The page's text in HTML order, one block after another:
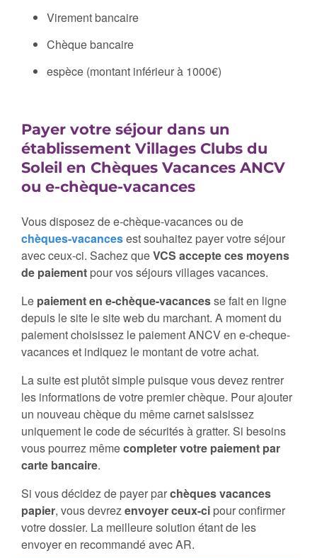
Virement bancaire
Chèque bancaire
espèce (montant inférieur à 1000€)
Payer votre séjour dans un
établissement Villages Clubs du
Soleil en Chèques Vacances ANCV
ou e-chèque-vacances
Vous disposez de e-chèque-vacances ou de
chèques-vacancesest souhaitez payer votre séjour
avec ceux-ci. Sachez queVCS accepte ces moyens
de paiement pour vos séjours villages vacances.
Le paiement en e-chèque-vacancesse fait en ligne
depuis le site le site web du marchant. A moment du
paiement choisissez le paiement ANCV en e-cheque-
vacances et indiquez le montant de votre achat.
La suite est plutôt simple puisque vous devez rentrer
les informations de votre premier chèque. Pour ajouter
un nouveau chèque du même carnet saisissez
uniquement le code de sécurités à gratter. Si besoins
vous pourrez mêmecompleter votre paiement par
carte bancaire.
Si vous décidez de payer parchèques vacances
papier, vous devrezenvoyer ceux-ci pour confirmer
votre dossier. La meilleure solution étant de les
envoyer en recommandé avec AR.